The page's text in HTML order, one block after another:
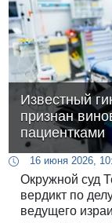
Известный
признан
пациентками
16 июня 2026,
Окружной суд
вердикт по
ведущего